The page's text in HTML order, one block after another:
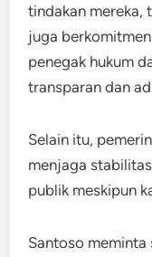
tindakan mereka,
juga
penegak hukum
transparan dan
Selain itu,
menjaga
publik meskipun
Santoso